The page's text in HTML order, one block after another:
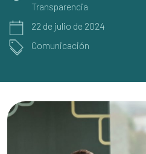
Transparencia
22 de julio de 2024
Comunicación